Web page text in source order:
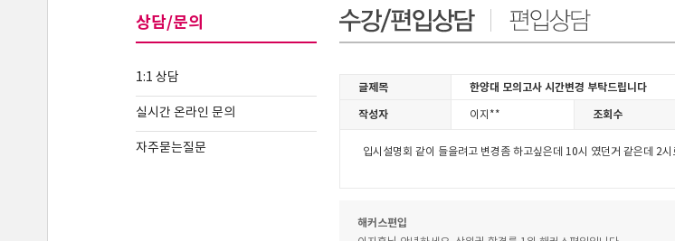
상담/문의
1:1 상담
실시간 온라인 문의
자주묻는질문